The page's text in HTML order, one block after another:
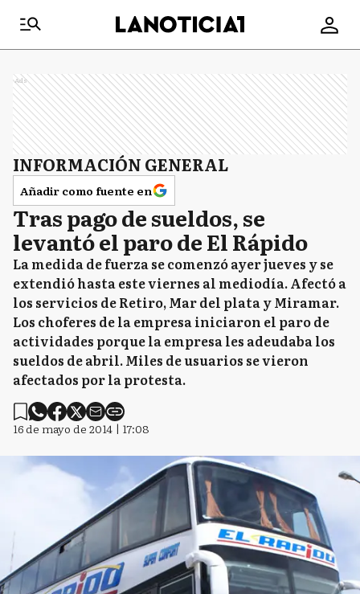
Ads
INFORMACIÓN GENERAL
Añadir como fuente en
Tras pago de sueldos, se
levantó el paro de El Rápido
La medida de fuerza se comenzó ayer jueves y se
extendió hasta este viernes al mediodía. Afectó a
los servicios de Retiro, Mar del plata y Miramar.
Los choferes de la empresa iniciaron el paro de
actividades porque la empresa les adeudaba los
sueldos de abril. Miles de usuarios se vieron
afectados por la protesta.
16 de mayo de 2014 | 17:08